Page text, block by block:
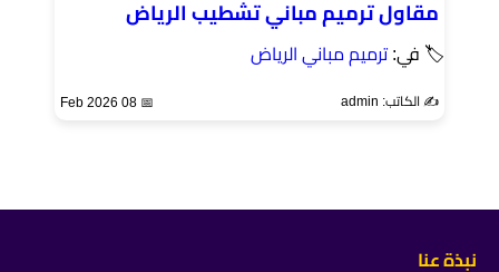
مقاول ترميم مباني تشطيب الرياض
🏷 في:ترميم مباني الرياض
✍️ الكاتب: admin 📅 08 Feb 2026
نبذة عنا